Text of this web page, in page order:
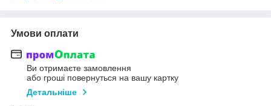
Умови оплати
Ви отримаєте замовлення
або гроші повернуться на вашу картку
Детальніше